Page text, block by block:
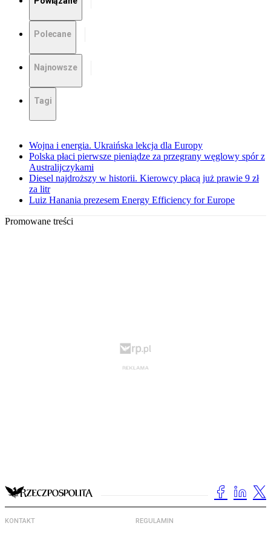
Polecane
Najnowsze
Tagi
Wojna i energia. Ukraińska lekcja dla Europy
Polska płaci pierwsze pieniądze za przegrany węglowy spór z
Australijczykami
Diesel najdroższy w historii. Kierowcy płacą już prawie 9 zł
za litr
Luiz Hanania prezesem Energy Efficiency for Europe
Promowane treści
KONTAKT REGULAMIN